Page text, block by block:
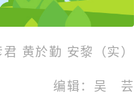
黄於勤 安黎（实）
编辑：吴 芸